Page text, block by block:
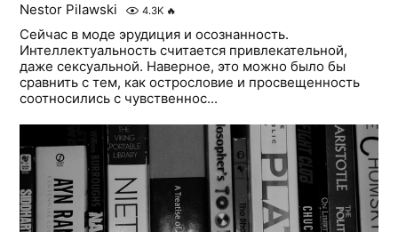
Nestor Pilawski 4.3K 🔥
Сейчас в моде эрудиция и осознанность.
Интеллектуальность считается привлекательной,
даже сексуальной. Наверное, это можно было бы
сравнить с тем, как острословие и просвещенность
соотносились с чувственнос...